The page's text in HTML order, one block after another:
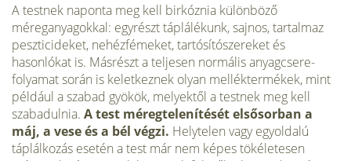
A testnek naponta meg kell birkóznia különböző
méreganyagokkal: egyrészt táplálékunk, sajnos, tartalmaz
peszticideket, nehézfémeket, tartósítószereket és
hasonlókat is. Másrészt a teljesen normális anyagcsere-
folyamat során is keletkeznek olyan melléktermékek, mint
például a szabad gyökök, melyektől a testnek meg kell
szabadulnia. A test méregtelenítését elsősorban a
máj, a vese és a bél végzi. Helytelen vagy egyoldalú
táplálkozás esetén a test már nem képes tökéletesen